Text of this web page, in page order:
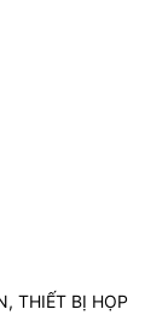
THIẾT BỊ HỌP